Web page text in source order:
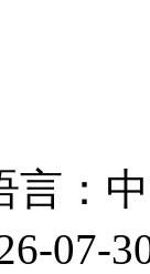
言：
07-